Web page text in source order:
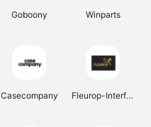
Goboony Winparts
Casecompany Fleurop-Interflora